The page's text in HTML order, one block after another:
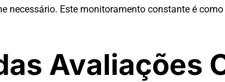
Este monitoramento constante é
Avaliações